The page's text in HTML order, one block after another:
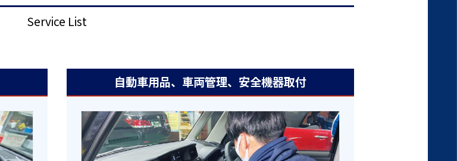
Service List
自動車用品、車両管理、安全機器取付